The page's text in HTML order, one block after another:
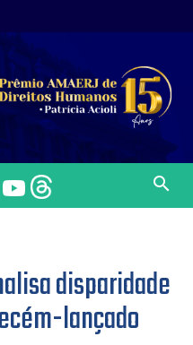
search
disparidade
lançado